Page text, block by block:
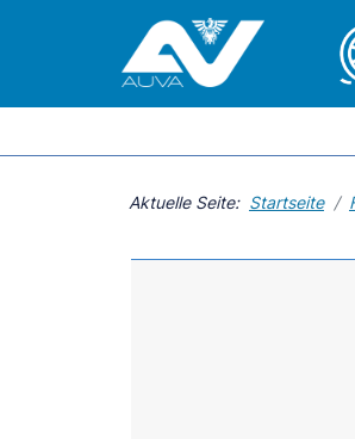
Aktuelle Seite: Startseite